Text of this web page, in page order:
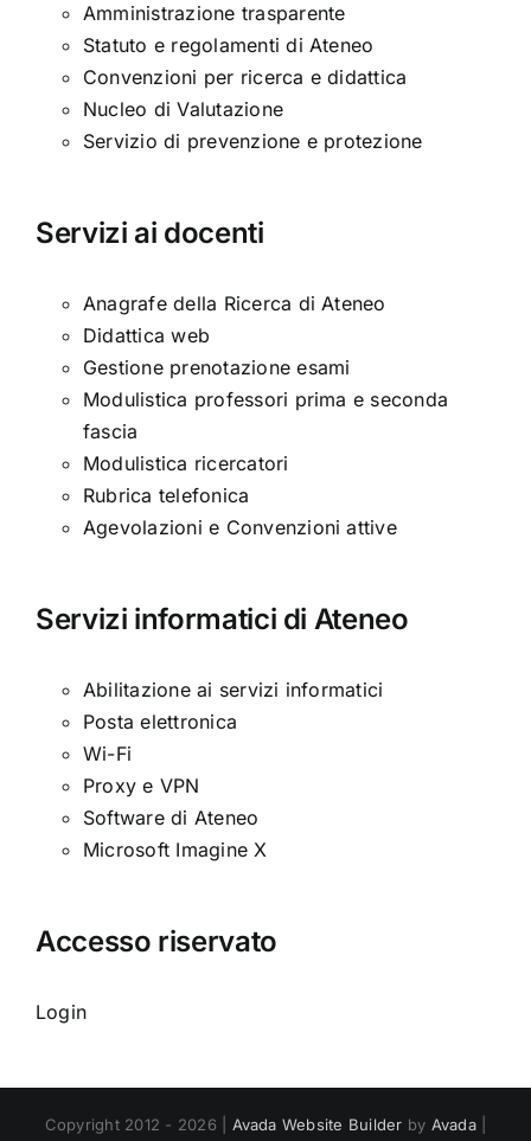
Amministrazione trasparente
Statuto e regolamenti di Ateneo
Convenzioni per ricerca e didattica
Nucleo di Valutazione
Servizio di prevenzione e protezione
Servizi ai docenti
Anagrafe della Ricerca di Ateneo
Didattica web
Gestione prenotazione esami
Modulistica professori prima e seconda
fascia
Modulistica ricercatori
Rubrica telefonica
Agevolazioni e Convenzioni attive
Servizi informatici di Ateneo
Abilitazione ai servizi informatici
Posta elettronica
Wi-Fi
Proxy e VPN
Software di Ateneo
Microsoft Imagine X
Accesso riservato
Login
Copyright 2012 - 2026 | Avada Website Builder by Avada|